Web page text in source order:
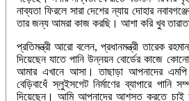
নাব্যতা ফিরলে সারা দেশের ন্যায় দোহার
তার জন্য আমরা কাজ করছি। আশা করি খুব
প্রতিমন্ত্রী আরো বলেন, প্রধানমন্ত্রী তারেক
দিয়েছেন যাতে পানি উন্নয়ন বোর্ডের কাজে
আমার এখানে আসা। তাছাড়া আপনাদের
বেড়িবাধেঁ স্লুইসগেট নির্মাণের ব্যাপারে পানি
দিয়েছেন। আমি আপনাদের আশস্ত করতে চাই